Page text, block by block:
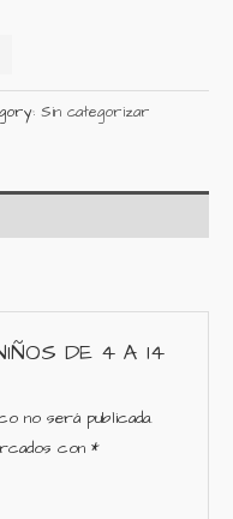
Sin categorizar
DE 4 A 14
no será publicada.
con *